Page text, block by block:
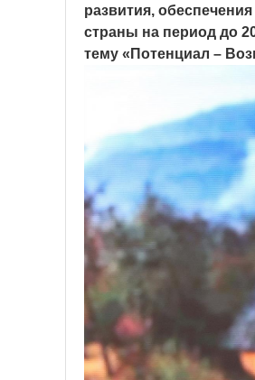
развития,
страны на период до
тему «Потенциал –